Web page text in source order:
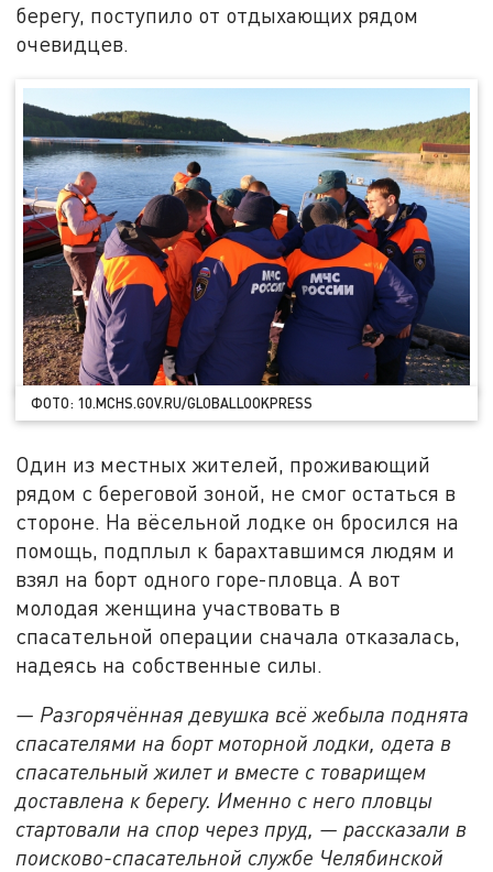
берегу, поступило от отдыхающих рядом
очевидцев.
ФОТО: 10.MCHS.GOV.RU/GLOBALLOOKPRESS
Один из местных жителей, проживающий
рядом с береговой зоной, не смог остаться в
стороне. На вёсельной лодке он бросился на
помощь, подплыл к барахтавшимся людям и
взял на борт одного горе-пловца. А вот
молодая женщина участвовать в
спасательной операции сначала отказалась,
надеясь на собственные силы.
— Разгорячённая девушка всё жебыла поднята
спасателями на борт моторной лодки, одета в
спасательный жилет и вместе с товарищем
доставлена к берегу. Именно с него пловцы
стартовали на спор через пруд, — рассказали в
поисково-спасательной службе Челябинской